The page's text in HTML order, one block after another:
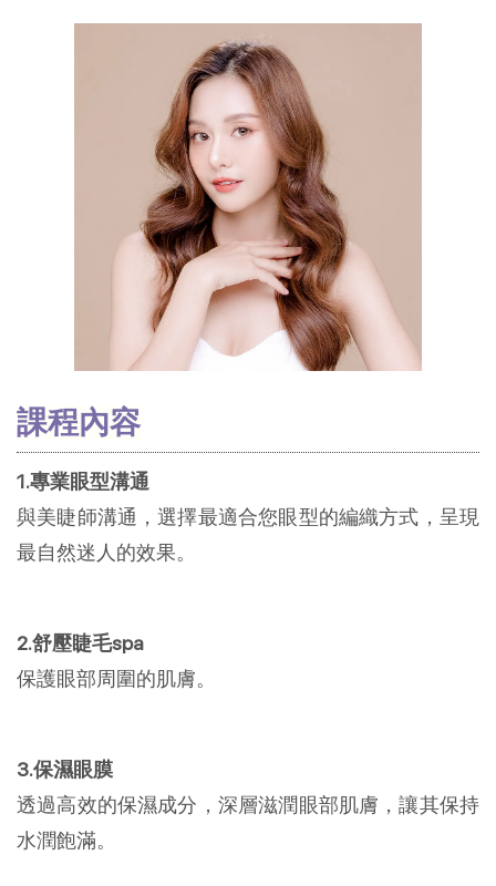
課程內容
1.專業眼型溝通
與美睫師溝通，選擇最適合您眼型的編織方式，呈現
最自然迷人的效果。
2.舒壓睫毛spa
保護眼部周圍的肌膚。
3.保濕眼膜
透過高效的保濕成分，深層滋潤眼部肌膚，讓其保持
水潤飽滿。